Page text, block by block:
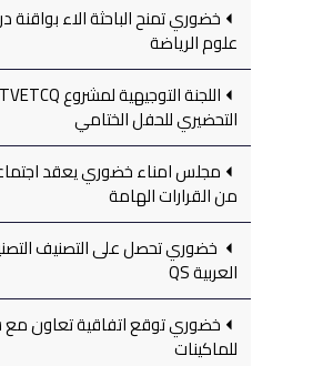
خضوري تمنح الباحثة الاء بواقنة
علوم الرياضة
التحضيري للحفل الختامي
مجلس امناء خضوري يعقد
من القرارات الهامة
خضوري تحصل على التصنيف
العربية QS
خضوري توقع اتفاقية تعاون مع
للماكينات